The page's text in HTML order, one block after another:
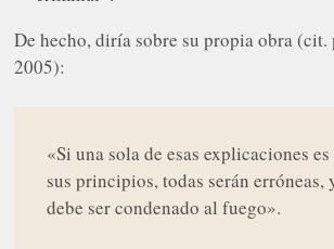
De hecho, diría sobre su propia obra
2005):
«Si una sola de esas explicaciones
sus principios, todas serán
debe ser condenado al fuego».